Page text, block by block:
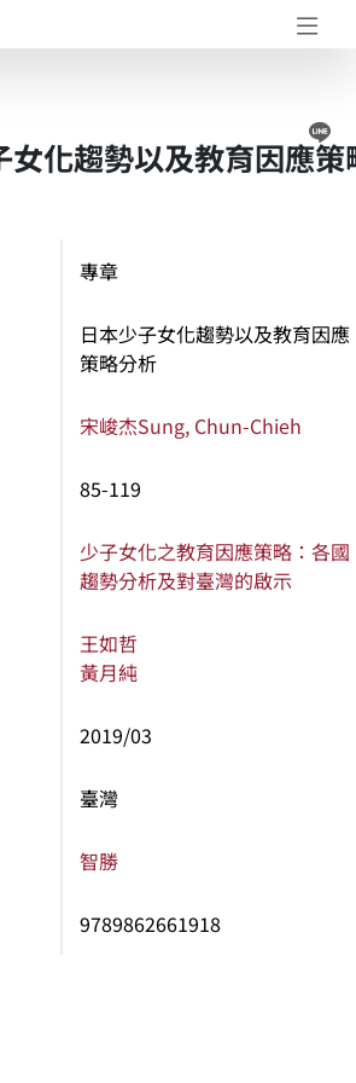
院-研究成果典藏庫
女化趨勢以及教育因應策
專章
日本少子女化趨勢以及教育因應
策略分析
宋峻杰Sung, Chun-Chieh
85-119
少子女化之教育因應策略：各國
趨勢分析及對臺灣的啟示
王如哲
黃月純
2019/03
臺灣
智勝
9789862661918